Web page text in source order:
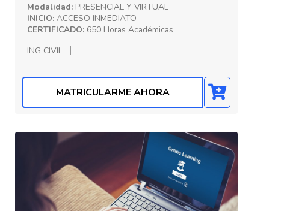
Modalidad: PRESENCIAL Y VIRTUAL
INICIO: ACCESO INMEDIATO
CERTIFICADO: 650 Horas Académicas
ING CIVIL
MATRICULARME AHORA